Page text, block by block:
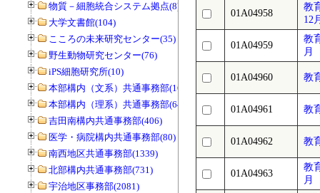
物質－細胞統合システム拠点(8)
大学文書館(104)
こころの未来研究センター(35)
野生動物研究センター(76)
iPS細胞研究所(10)
本部構内（文系）共通事務部(165)
本部構内（理系）共通事務部(646)
吉田南構内共通事務部(406)
医学・病院構内共通事務部(80)
南西地区共通事務部(1339)
北部構内共通事務部(731)
宇治地区事務部(2081)
01A04958
教
12
01A04959
教
月
01A04960 教
01A04961 教
01A04962 教
01A04963
教
月